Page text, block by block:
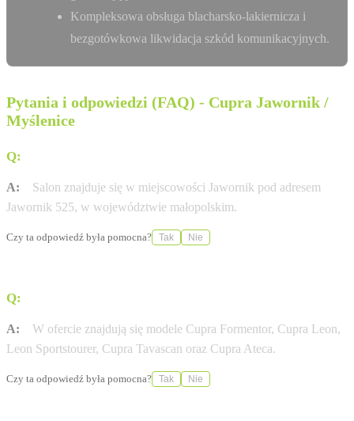
Kompleksowa obsługa blacharsko-lakiernicza i
bezgotówkowa likwidacja szkód komunikacyjnych.
Pytania i odpowiedzi (FAQ) - Cupra Jawornik /
Myślenice
Q:
A:
Salon znajduje się w miejscowości Jawornik pod adresem
Jawornik 525, w województwie małopolskim.
Czy ta odpowiedź była pomocna? Tak Nie
Q:
A:
W ofercie znajdują się modele Cupra Formentor, Cupra Leon,
Leon Sportstourer, Cupra Tavascan oraz Cupra Ateca.
Czy ta odpowiedź była pomocna? Tak Nie